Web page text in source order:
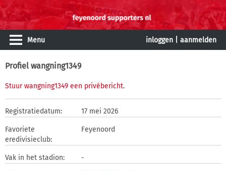
Menu inloggen aanmelden
Profiel wangning1349
Stuur wangning1349 een privébericht.
Registratiedatum: 17 mei 2026
Favoriete
eredivisieclub:
Feyenoord
Vak in het stadion: -